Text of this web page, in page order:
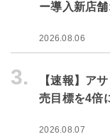
ー導入新店
2026.08.06
3.
【速報】ア
売目標を4倍
2026.08.07